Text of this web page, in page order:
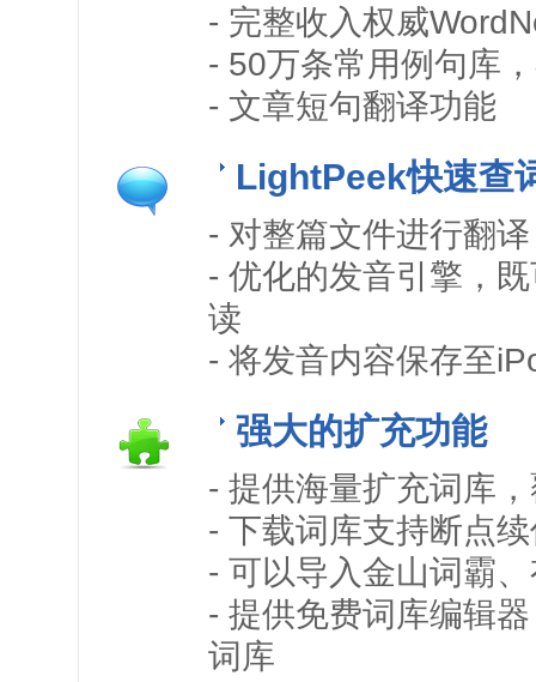
- 完整收入权威
- 50万条常用例句库
- 文章短句翻译功能
LightPeek快速查
- 对整篇文件进行翻译
- 优化的发音引擎，
读
- 将发音内容保存至
强大的扩充功能
- 提供海量扩充词库
- 下载词库支持断点
- 可以导入金山词霸
- 提供免费词库编辑
词库